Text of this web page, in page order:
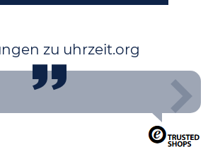
zu uhrzeit.org